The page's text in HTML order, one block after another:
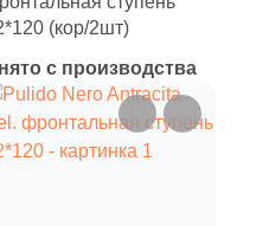
(кор/2шт)
с производства